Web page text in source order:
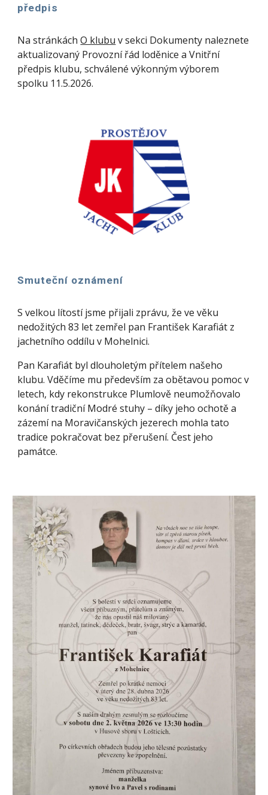
předpis
Na stránkáchO klubu v sekci Dokumenty naleznete
aktualizovaný Provozní řád loděnice a Vnitřní
předpis klubu, schválené výkonným výborem
spolku 11.5.2026.
Smuteční oznámení
S velkou lítostí jsme přijali zprávu, že ve věku
nedožitých 83 let zemřel pan František Karafiát z
jachetního oddílu v Mohelnici.
Pan Karafiát byl dlouholetým přítelem našeho
klubu. Vděčíme mu především za obětavou pomoc v
letech, kdy rekonstrukce Plumlově neumožňovalo
konání tradiční Modré stuhy – díky jeho ochotě a
zázemí na Moravičanských jezerech mohla tato
tradice pokračovat bez přerušení. Čest jeho
památce.